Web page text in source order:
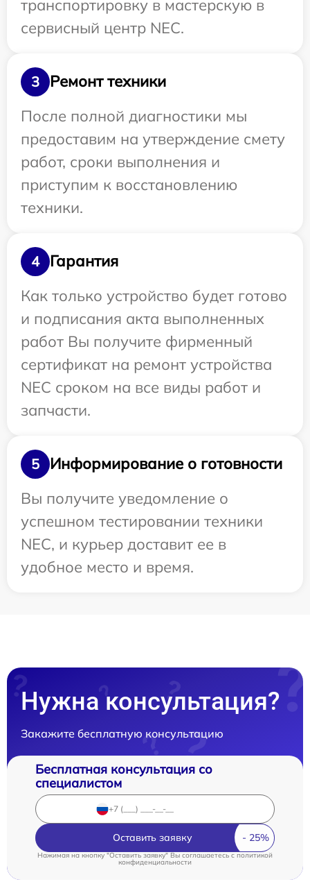
транспортировку в мастерскую в
сервисный центр NEC.
3
Ремонт техники
После полной диагностики мы
предоставим на утверждение смету
работ, сроки выполнения и
приступим к восстановлению
техники.
4
Гарантия
Как только устройство будет готово
и подписания акта выполненных
работ Вы получите фирменный
сертификат на ремонт устройства
NEC сроком на все виды работ и
запчасти.
5
Информирование о готовности
Вы получите уведомление о
успешном тестировании техники
NEC, и курьер доставит ее в
удобное место и время.
Нужна консультация?
Закажите бесплатную консультацию
Бесплатная консультация со
специалистом
Оставить заявку
Нажимая на кнопку "Оставить заявку" Вы соглашаетесь cполитикой
конфиденциальности